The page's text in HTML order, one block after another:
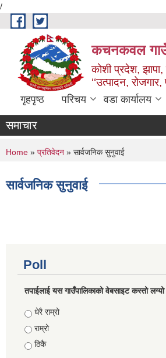
/
Skip to main content
कचनकवल
कोशी प्रदेश,
‘‘उत्पादन,
गृहपृष्ठ परिचय वडा कार्यालय
समाचार
You are here
Home » प्रतिवेदन » सार्वजनिक सुनुवाई
सार्वजनिक सुनुवाई
Poll
तपाईलाई यस गाउँपालिकाको वेबसाइट कस्तो
Choices
धेरै राम्रो
राम्रो
ठिकै